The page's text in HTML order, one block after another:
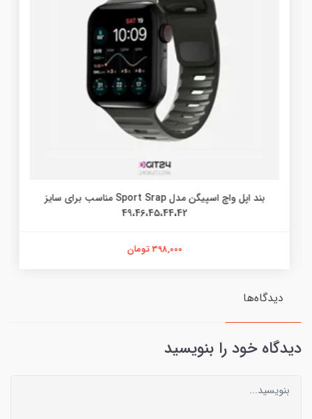
بند اپل واچ اسپیگن مدل Sport Srap مناسب برای سایز
49،46،45،44،42
398,000 تومان
دیدگاه‌ها
دیدگاه خود را بنویسید